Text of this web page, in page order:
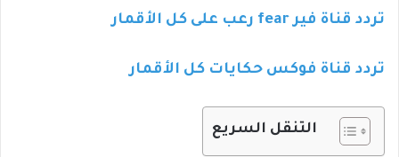
تردد قناة فير fear رعب على كل الأقمار
تردد قناة فوكس حكايات كل الأقمار
التنقل السريع